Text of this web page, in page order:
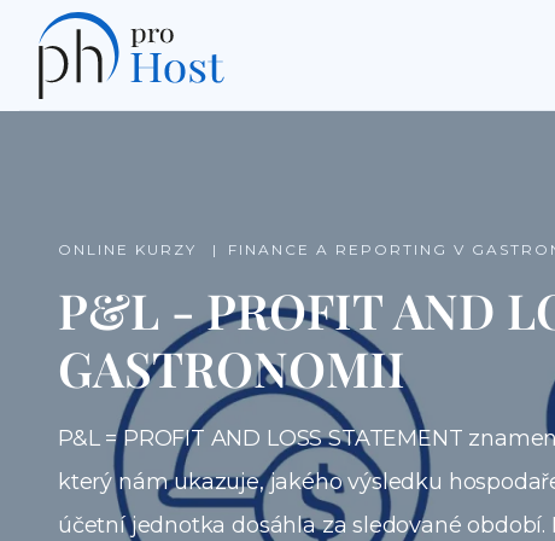
ONLINE KURZY FINANCE A REPORTING V
P&L - PROFIT AND
GASTRONOMII
P&L = PROFIT AND LOSS STATEMENT znamená VÝKAZ
který nám ukazuje, jakého výsledku
účetní jednotka dosáhla za sledované období.